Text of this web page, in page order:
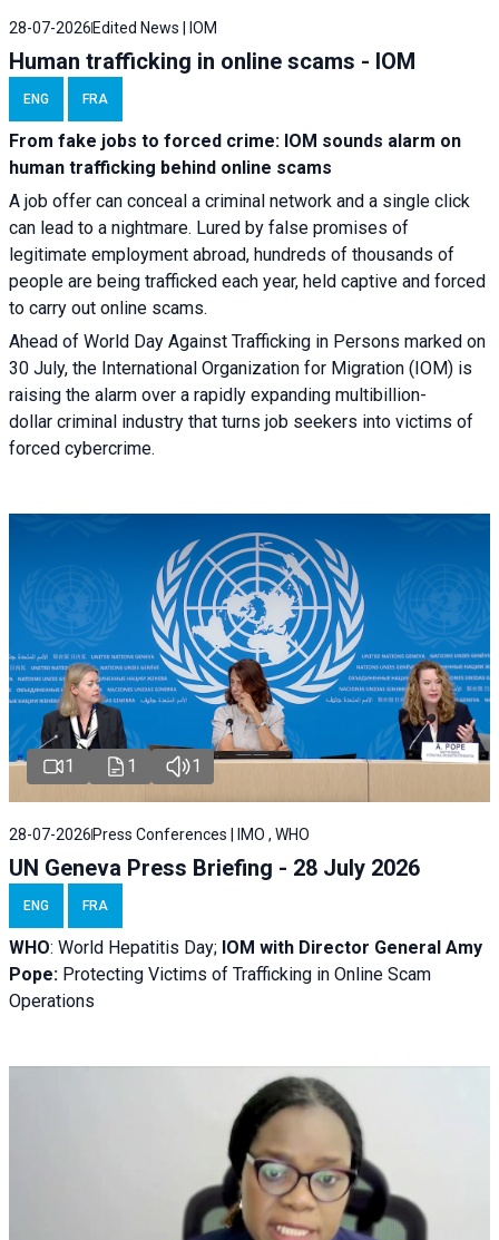
28-07-2026Edited News | IOM
Human trafficking in online scams - IOM
ENG FRA
From fake jobs to forced crime: IOM sounds alarm on
human trafficking behind online scams
A job offer can conceal a criminal network and a single click
can lead to a nightmare. Lured by false promises of
legitimate employment abroad, hundreds of thousands of
people are being trafficked each year, held captive and forced
to carry out online scams.
Ahead of World Day Against Trafficking in Persons marked on
30 July, the International Organization for Migration (IOM) is
raising the alarm over a rapidly expanding multibillion-
dollar criminal industry that turns job seekers into victims of
forced cybercrime.
1 1 1
28-07-2026 Press Conferences | IMO , WHO
UN Geneva Press Briefing - 28 July 2026
ENG FRA
WHO: World Hepatitis Day; IOM with Director General Amy
Pope: Protecting Victims of Trafficking in Online Scam
Operations